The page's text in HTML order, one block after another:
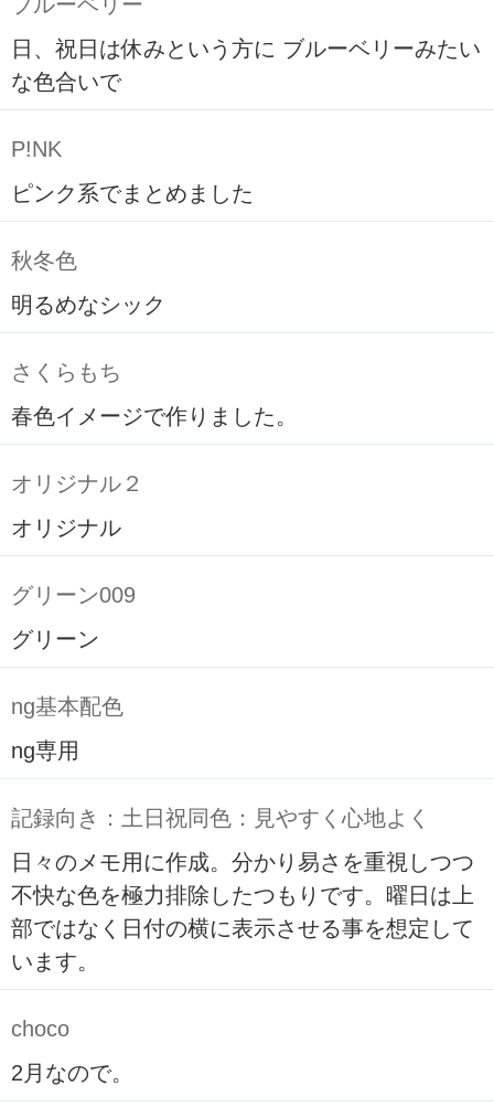
日、祝日は休みという方に ブルーベリーみたい
な色合いで
P!NK
ピンク系でまとめました
秋冬色
明るめなシック
さくらもち
春色イメージで作りました。
オリジナル２
オリジナル
グリーン009
グリーン
ng基本配色
ng専用
記録向き：土日祝同色：見やすく心地よく
日々のメモ用に作成。分かり易さを重視しつつ
不快な色を極力排除したつもりです。曜日は上
部ではなく日付の横に表示させる事を想定して
います。
choco
2月なので。